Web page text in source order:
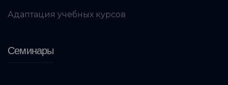
Адаптация учебных курсов
Семинары